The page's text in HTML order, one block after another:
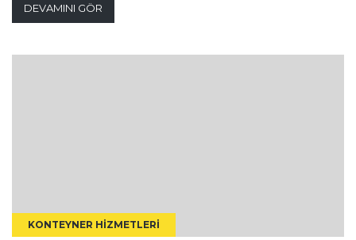
DEVAMINI GÖR
KONTEYNER HIZMETLERI